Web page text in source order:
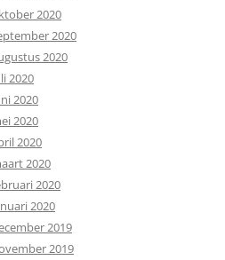
2020
2020
2020
2020
2020
2020
2020
2020
2020
2020
2019
2019